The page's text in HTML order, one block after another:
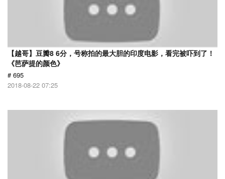
【越哥】豆瓣8 6分，号称拍的最大胆的印度电影，看完被吓到了！
《芭萨提的颜色》
# 695
2018-08-22 07:25